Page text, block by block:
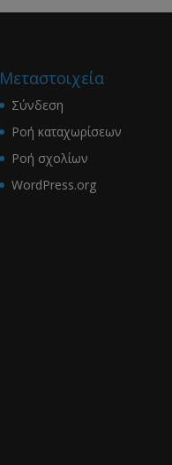
Μεταστοιχεία
Σύνδεση
Ροή καταχωρίσεων
Ροή σχολίων
WordPress.org